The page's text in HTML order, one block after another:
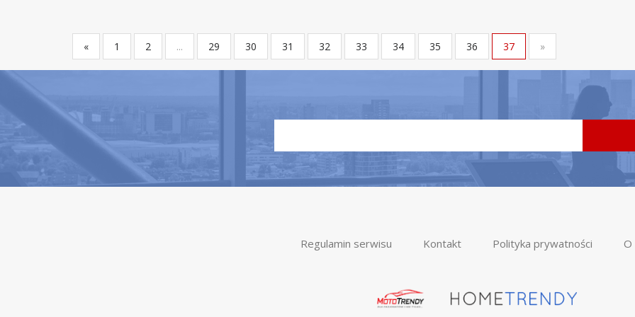
« 1 2 ... 29 30 31 32 33 34 35 36 37 »
Regulamin serwisu Kontakt Polityka prywatności O